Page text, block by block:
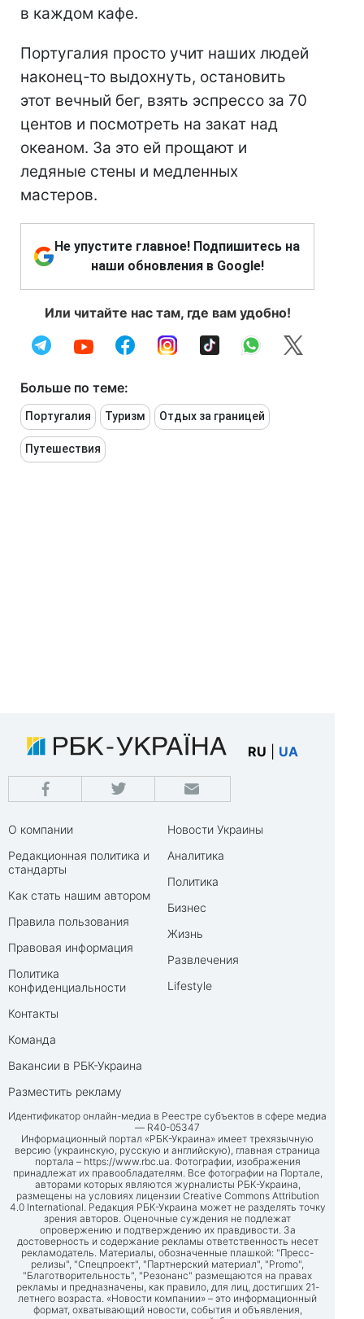
в каждом кафе.
Португалия просто учит наших людей
наконец-то выдохнуть, остановить
этот вечный бег, взять эспрессо за 70
центов и посмотреть на закат над
океаном. За это ей прощают и
ледяные стены и медленных
мастеров.
Не упустите главное! Подпишитесь на
наши обновления в Google!
Или читайте нас там, где вам удобно!
Больше по теме:
Португалия Туризм Отдых за границей
Путешествия
RU UA
О компании
Редакционная политика и
стандарты
Как стать нашим автором
Правила пользования
Правовая информация
Политика
конфиденциальности
Контакты
Команда
Вакансии в РБК-Украина
Разместить рекламу
Новости Украины
Аналитика
Политика
Бизнес
Жизнь
Развлечения
Lifestyle
Идентификатор онлайн-медиа в Реестре субъектов в сфере медиа
— R40-05347
Информационный портал «РБК-Украина» имеет трехязычную
версию (украинскую, русскую и английскую), главная страница
портала – https://www.rbc.ua . Фотографии, изображения
принадлежат их правообладателям. Все фотографии на Портале,
авторами которых являются журналисты РБК-Украина,
размещены на условиях лицензии Creative Commons Attribution
4.0 International. Редакция РБК-Украина может не разделять точку
зрения авторов. Оценочные суждения не подлежат
опровержению и подтверждению их правдивости. За
достоверность и содержание рекламы ответственность несет
рекламодатель. Материалы, обозначенные плашкой: "Пресс-
релизы", "Спецпроект", "Партнерский материал", "Promo",
"Благотворительность", "Резонанс" размещаются на правах
рекламы и предназначены, как правило, для лиц, достигших 21-
летнего возраста. «Новости компании» – это информационный
формат, охватывающий новости, события и объявления,